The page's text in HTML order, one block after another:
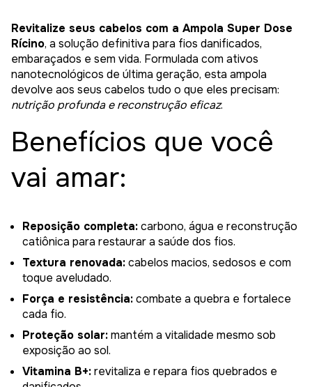
Revitalize seus cabelos com a Ampola Super Dose
Rícino, a solução definitiva para fios danificados,
embaraçados e sem vida. Formulada com ativos
nanotecnológicos de última geração, esta ampola
devolve aos seus cabelos tudo o que eles precisam:
nutrição profunda e reconstrução eficaz.
Benefícios que você
vai amar:
Reposição completa:carbono, água e reconstrução
catiônica para restaurar a saúde dos fios.
Textura renovada:cabelos macios, sedosos e com
toque aveludado.
Força e resistência:combate a quebra e fortalece
cada fio.
Proteção solar:mantém a vitalidade mesmo sob
exposição ao sol.
Vitamina B+:revitaliza e repara fios quebrados e